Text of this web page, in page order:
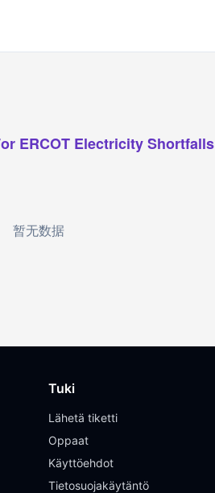
ERCOT Electricity Shortfalls
暂无数据
Tuki
Lähetä tiketti
Oppaat
Käyttöehdot
Tietosuojakäytäntö